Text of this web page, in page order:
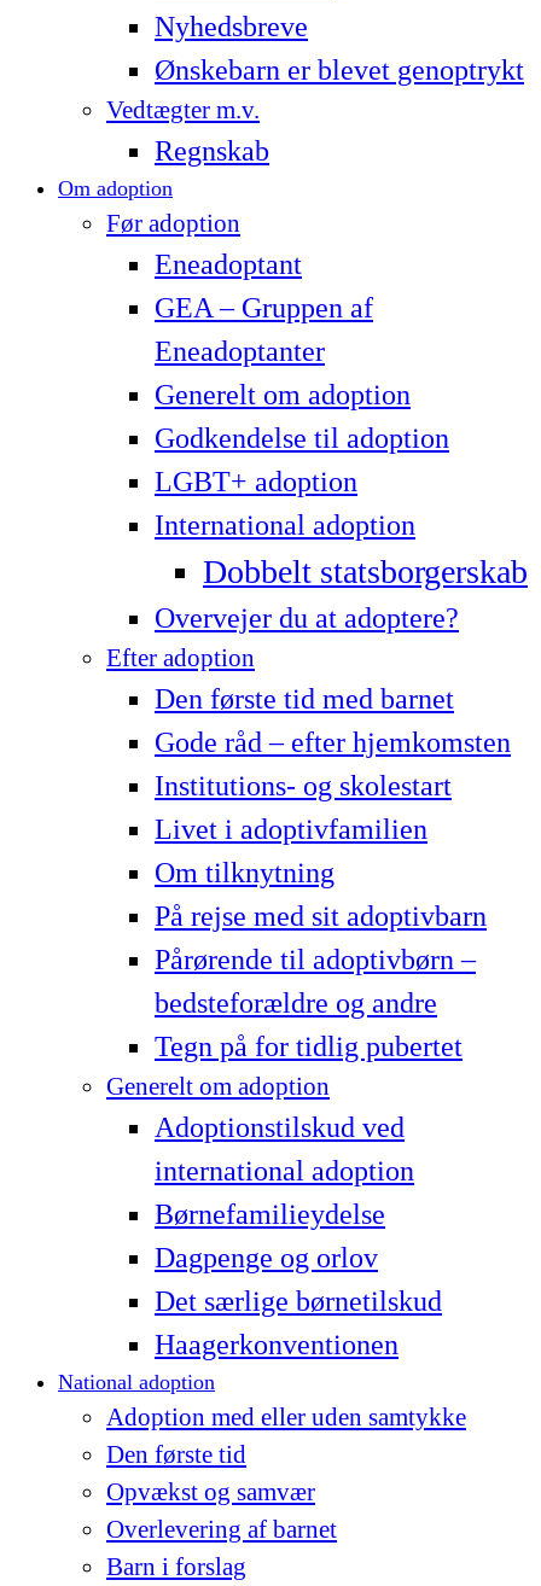
Nyhedsbreve
Ønskebarn er blevet genoptrykt
Vedtægter m.v.
Regnskab
Om adoption
Før adoption
Eneadoptant
GEA – Gruppen af
Eneadoptanter
Generelt om adoption
Godkendelse til adoption
LG­BT+ adoption
International adoption
Dobbelt statsborgerskab
Overvejer du at adoptere?
Efter adoption
Den første tid med barnet
Gode råd – efter hjemkomsten
Institutions- og skolestart
Livet i adoptivfamilien
Om tilknytning
På rejse med sit adoptivbarn
Pårørende til adoptivbørn –
bedsteforældre og andre
Tegn på for tidlig pubertet
Generelt om adoption
Adoptionstilskud ved
international adoption
Børnefamilieydelse
Dagpenge og orlov
Det særlige børnetilskud
Haagerkonventionen
National adoption
Adoption med eller uden samtykke
Den første tid
Opvækst og samvær
Overlevering af barnet
Barn i forslag